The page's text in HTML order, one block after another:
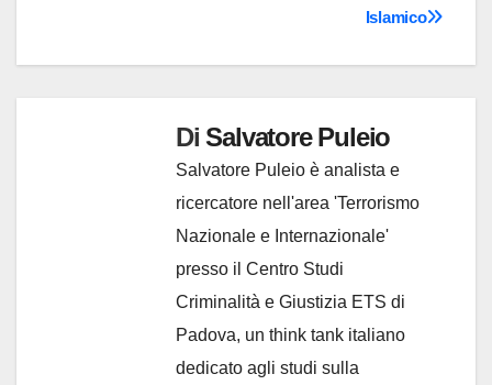
Islamico
DiSalvatore Puleio
Salvatore Puleio è analista e
ricercatore nell'area 'Terrorismo
Nazionale e Internazionale'
presso il Centro Studi
Criminalità e Giustizia ETS di
Padova, un think tank italiano
dedicato agli studi sulla